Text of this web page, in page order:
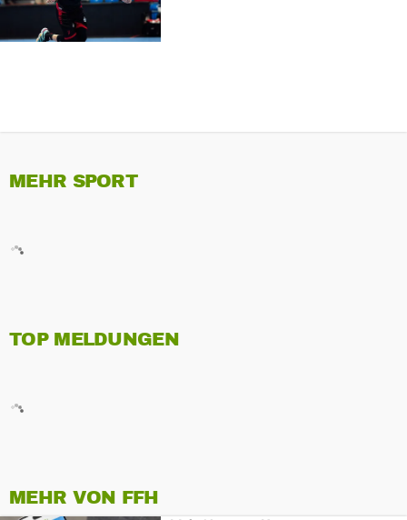
MEHR SPORT
TOP MELDUNGEN
MEHR VON FFH